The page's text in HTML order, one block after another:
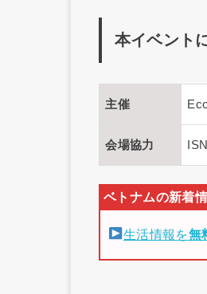
本イベント
主催
会場協力
生活情報を無